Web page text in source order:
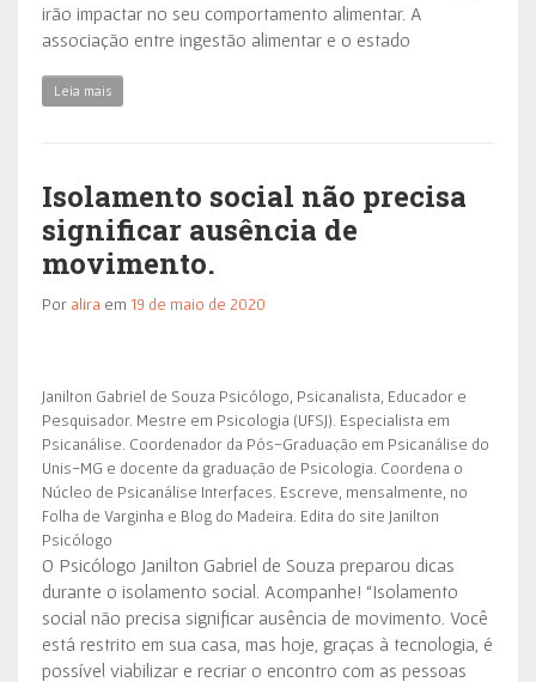
irão impactar no seu comportamento alimentar. A
associação entre ingestão alimentar e o estado
Leia mais
Isolamento social não precisa
significar ausência de
movimento.
Por alira em 19 de maio de 2020
Janilton Gabriel de Souza Psicólogo, Psicanalista, Educador e
Pesquisador. Mestre em Psicologia (UFSJ). Especialista em
Psicanálise. Coordenador da Pós-Graduação em Psicanálise do
Unis-MG e docente da graduação de Psicologia. Coordena o
Núcleo de Psicanálise Interfaces. Escreve, mensalmente, no
Folha de Varginha e Blog do Madeira. Edita do site Janilton
Psicólogo
O Psicólogo Janilton Gabriel de Souza preparou dicas
durante o isolamento social. Acompanhe! “Isolamento
social não precisa significar ausência de movimento. Você
está restrito em sua casa, mas hoje, graças à tecnologia, é
possível viabilizar e recriar o encontro com as pessoas